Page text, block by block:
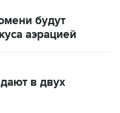
будут
аэрацией
в двух